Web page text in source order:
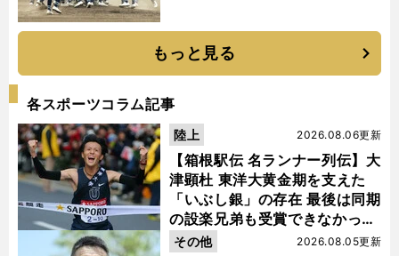
もっと見る
各スポーツコラム記事
【箱根駅伝 名ランナー列伝】大
津顕杜 東洋大黄金期を支えた
「いぶし銀」の存在 最後は同期
の設楽兄弟も受賞できなかった
金栗杯に輝く
2026.08.06更新
陸上
2026.08.05更新
その他